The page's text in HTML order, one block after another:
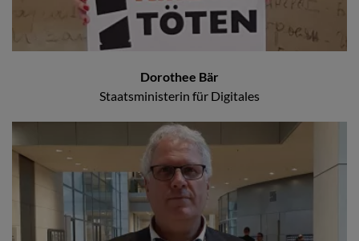
Dorothee Bär
Staatsministerin für Digitales